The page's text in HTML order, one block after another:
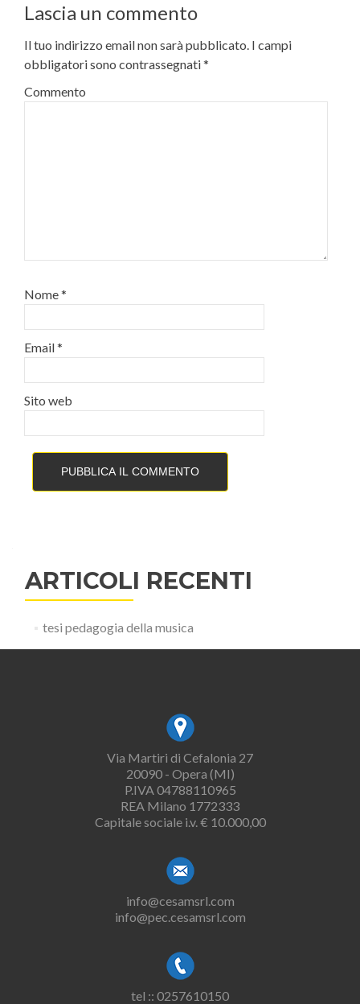
Lascia un commento
Il tuo indirizzo email non sarà pubblicato. I campi
obbligatori sono contrassegnati*
Commento
Nome*
Email*
Sito web
ARTICOLI RECENTI
tesi pedagogia della musica
Via Martiri di Cefalonia 27
20090 - Opera (MI)
P.IVA 04788110965
REA Milano 1772333
Capitale sociale i.v. € 10.000,00
info@cesamsrl.com
info@pec.cesamsrl.com
tel :: 0257610150